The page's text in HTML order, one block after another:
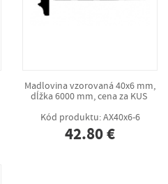
Madlovina vzorovaná 40x6 mm,
dĺžka 6000 mm, cena za KUS
Kód produktu: AX40x6-6
42.80 €